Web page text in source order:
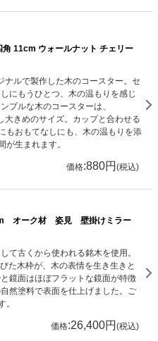
角 11cm ウォールナット チェリー
ナルで製作した木のコースター。セ
にもうひとつ、木の温もりを感じ
プルな木のコースターは、
大きめのサイズ。カップと合わせる
もおもてなしにも、木の温もりを添
が生まれます。
価格:880円 (税込)
オーク材 姿見 壁掛けミラー
て古くから使われる銘木を使用。
た木枠が、木の表情を生き生きと
鏡面はほぼフラットな鏡面が特徴
然塗料で表面を仕上げました。ご
。
価格:26,400円 (税込)